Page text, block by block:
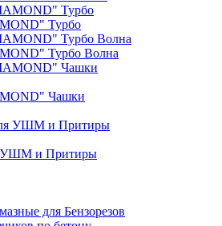
Турбо
Турбо Волна
Чашки
и Притиры